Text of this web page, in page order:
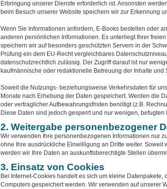
Erbringung unserer Dienste erforderlich ist. Ansonsten
beim Besuch unserer Website speichern wir zur Erkennung
Wenn Sie Informationen anfordern, E-Books bestellen oder
anderen persönlichen Informationen. Es unterliegt Ihrer
speichern wir auf besonders geschützten Servern in der
Prüfung ein dem EU-Recht vergleichbares
datenschutzrechtlich zulässig. Der Zugriff darauf ist nur
kaufmännische oder redaktionelle Betreuung der Inhalte und
Soweit die Nutzungs- beziehungsweise Verkehrsdaten für
Monate nach Erhebung der Daten gespeichert. Werden die
oder vertraglicher Aufbewahrungsfristen benötigt (z.B.
Diese Daten sind jedoch gesperrt und nur wenigen,
2. Weitergabe personenbezogener
Wir verwenden Ihre personenbezogenen Informationen nur
ohne Ihre ausdrückliche Einwilligung an Dritte weiter.
werden wir Ihre Daten an auskunftsberechtigte Stellen
3. Einsatz von Cookies
Bei Internet-Cookies handelt es sich um kleine
Computers gespeichert werden. Wir verwenden auf unserer